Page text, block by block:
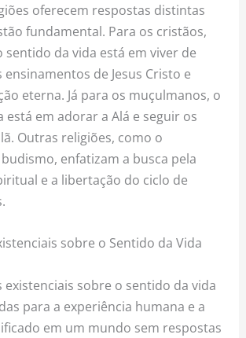
oferecem respostas distintas
fundamental. Para os cristãos,
sentido da vida está em viver de
de Jesus Cristo e
eterna. Já para os muçulmanos, o
está em adorar a Alá e seguir os
Outras religiões, como o
enfatizam a busca pela
e a libertação do ciclo de
sobre o Sentido da Vida
existenciais sobre o sentido da vida
para a experiência humana e a
em um mundo sem respostas